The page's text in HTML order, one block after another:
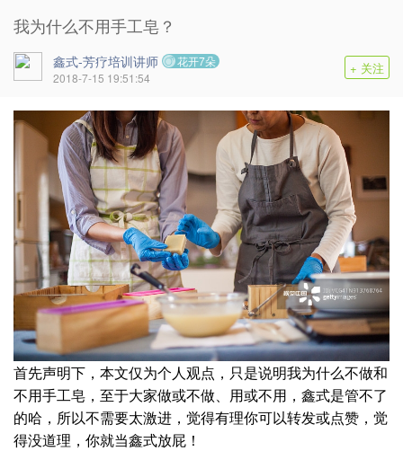
我为什么不用手工皂？
鑫式-芳疗培训讲师
花开7朵
2018-7-15 19:51:54
+ 关注
首先声明下，本文仅为个人观点，只是说明我为什么不做和
不用手工皂，至于大家做或不做、用或不用，鑫式是管不了
的哈，所以不需要太激进，觉得有理你可以转发或点赞，觉
得没道理，你就当鑫式放屁！